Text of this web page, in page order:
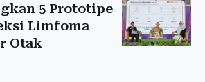
5 Prototipe
Limfoma
Otak